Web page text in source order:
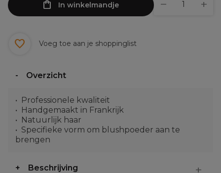
In winkelmandje
Voeg toe aan je shoppinglist
Overzicht
Professionele kwaliteit
Handgemaakt in Frankrijk
Natuurlijk haar
Specifieke vorm om blushpoeder aan te
brengen
Beschrijving